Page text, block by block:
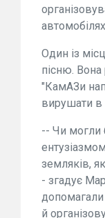
Один із
пісню. Вона
"КамАЗи
вирушати в
-- Чи могли
земляків,
- згадує
допомагали
й